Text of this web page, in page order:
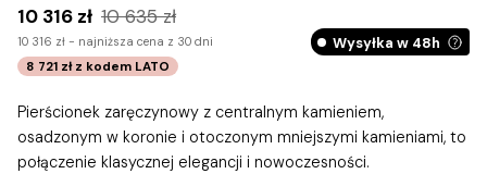
10 316 zł 10 635 zł
10 316 zł - najniższa cena z 30 dni
8 721 zł z kodem LATO
Wysyłka w 48h
Pierścionek zaręczynowy z centralnym kamieniem,
osadzonym w koronie i otoczonym mniejszymi kamieniami, to
połączenie klasycznej elegancji i nowoczesności.